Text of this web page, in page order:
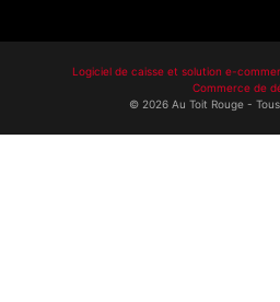
Logiciel de caisse et solution e-
Commerce de
© 2026 Au Toit Rouge-